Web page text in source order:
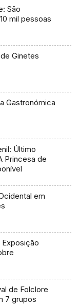
São
mil pessoas
Ginetes
Gastronómica
Último
Princesa de
em
de Folclore
7 grupos